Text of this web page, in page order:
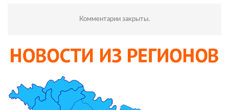
Комментарии закрыты.